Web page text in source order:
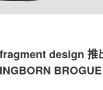
design 推
BROGUE